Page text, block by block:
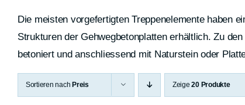
Die meisten vorgefertigten Treppenelemente haben
Strukturen der Gehwegbetonplatten erhältlich. Zu
betoniert und anschliessend mit Naturstein oder
Sortieren nach Preis Zeige20 Produkte